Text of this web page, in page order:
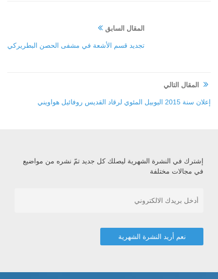
المقال السابق
تجديد قسم الأشعة في مشفى الحصن البطريركي
المقال التالي
إعلان سنة 2015 اليوبيل المئوي لرقاد القديس روفائيل هواويني‏
إشترك في النشرة الشهرية ليصلك كل جديد تمّ نشره من مواضيع
في مجالات مختلفة